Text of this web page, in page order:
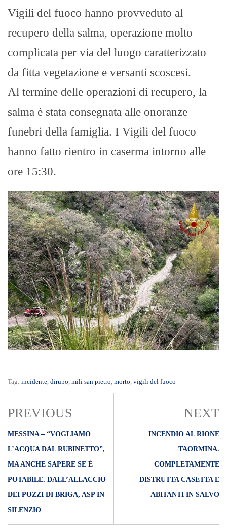
Vigili del fuoco hanno provveduto al
recupero della salma, operazione molto
complicata per via del luogo caratterizzato
da fitta vegetazione e versanti scoscesi.
Al termine delle operazioni di recupero, la
salma è stata consegnata alle onoranze
funebri della famiglia. I Vigili del fuoco
hanno fatto rientro in caserma intorno alle
ore 15:30.
Tag: incidente, dirupo, mili san pietro, morto, vigili del fuoco
PREVIOUS
MESSINA – “VOGLIAMO
L’ACQUA DAL RUBINETTO”,
MA ANCHE SAPERE SE È
POTABILE. DALL’ALLACCIO
DEI POZZI DI BRIGA, ASP IN
SILENZIO
NEXT
INCENDIO AL RIONE
TAORMINA.
COMPLETAMENTE
DISTRUTTA CASETTA E
ABITANTI IN SALVO